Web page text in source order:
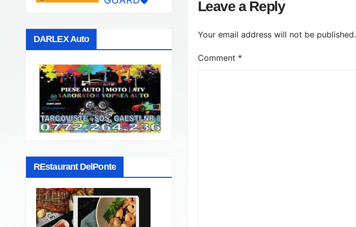
DARLEX Auto
REstaurant DelPonte
Leave a Reply
Your email address will not be published.
Comment *